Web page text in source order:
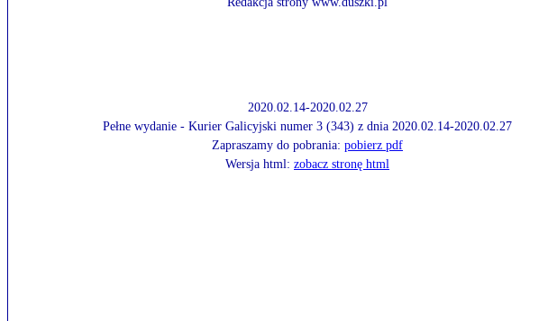
2020.02.14-2020.02.27
Pełne wydanie - Kurier Galicyjski numer 3 (343) z dnia 2020.02.14-2020.02.27
Zapraszamy do pobrania: pobierz pdf
Wersja html: zobacz stronę html